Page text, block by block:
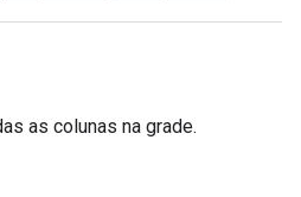
as colunas na grade.